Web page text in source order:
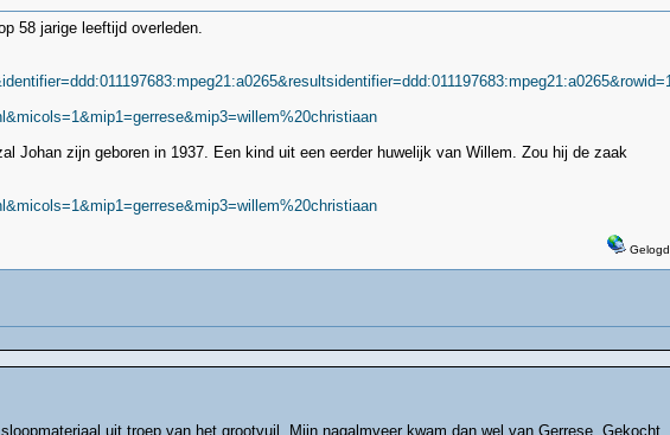
58 jarige leeftijd overleden.
Johan zijn geboren in 1937. Een kind uit een eerder huwelijk van Willem. Zou hij de zaak
Gelogd
uit troep van het grootvuil. Mijn nagalmveer kwam dan wel van Gerrese. Gekocht